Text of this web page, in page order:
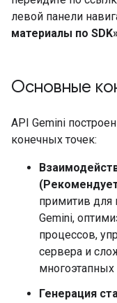
левой панели
материалы по
Основные
API Gemini
конечных точек:
примитив для
Gemini,
процессов,
сервера и
многоэтапных
Генерация